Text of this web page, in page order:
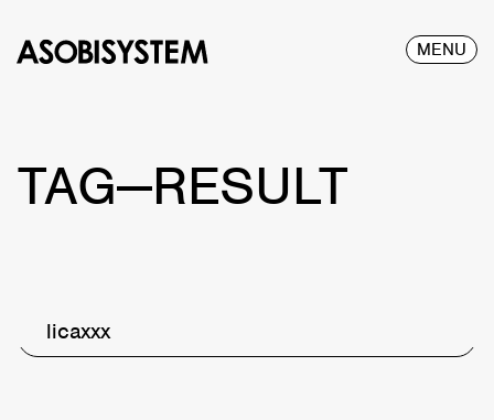
MENU
TAG—RESULT
licaxxx